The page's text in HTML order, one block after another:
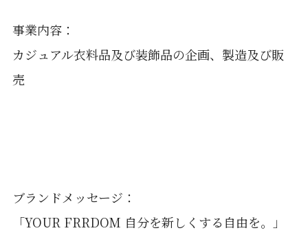
事業内容：
カジュアル衣料品及び装飾品の企画、製造及び販
売
ブランドメッセージ：
「YOUR FRRDOM 自分を新しくする自由を。」